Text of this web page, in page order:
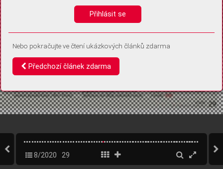
8/2020 29
Přihlásit se
Nebo pokračujte ve čtení ukázkových článků zdarma
Předchozí článek zdarma